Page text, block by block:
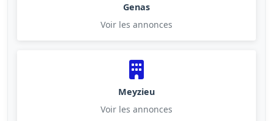
Genas
Voir les annonces
Meyzieu
Voir les annonces